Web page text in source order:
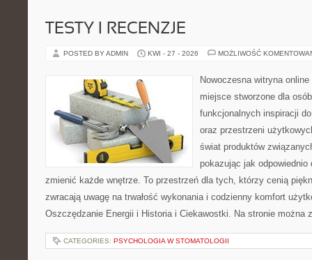
TESTY I RECENZJE
POSTED BY ADMIN KWI - 27 - 2026 MOŻLIWOŚĆ
Nowoczesna witryna
miejsce stworzone dla
funkcjonalnych inspiracji
oraz przestrzeni
świat produktów
pokazując jak odpowiednio
zmienić każde wnętrze. To przestrzeń dla tych, którzy cenią
zwracają uwagę na trwałość wykonania i codzienny komfort
Oszczędzanie Energii i Historia i Ciekawostki. Na stronie można
CATEGORIES: PSYCHOLOGIA W STOMATOLOGII